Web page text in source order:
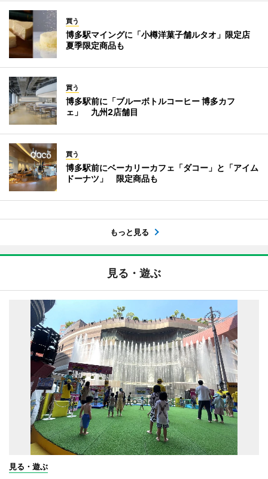
買う
博多駅マイングに「小樽洋菓子舗ルタオ」限定店
夏季限定商品も
買う
博多駅前に「ブルーボトルコーヒー 博多カフ
ェ」 九州2店舗目
買う
博多駅前にベーカリーカフェ「ダコー」と「アイム
ドーナツ」 限定商品も
もっと見る
見る・遊ぶ
見る・遊ぶ